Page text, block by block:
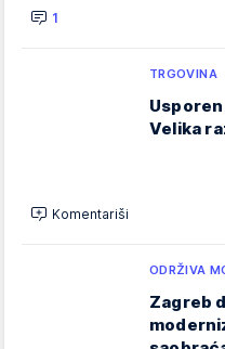
1
TRGOVINA
Velika
Komentariši
ODRŽIVA
Zagreb